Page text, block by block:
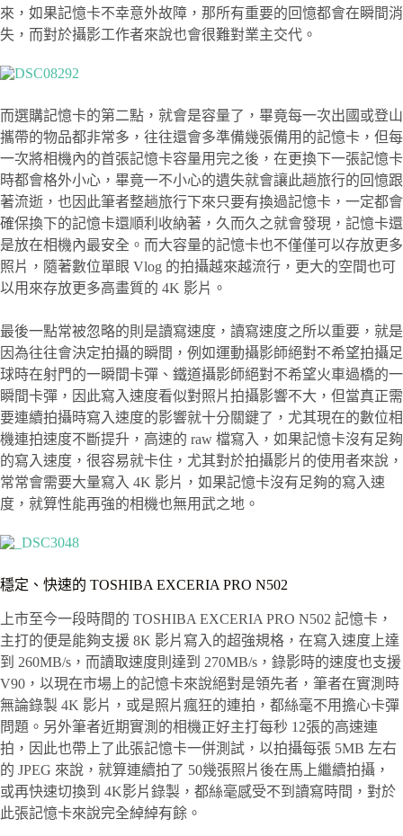
來，如果記憶卡不幸意外故障，那所有重要的回憶都會在瞬間消
失，而對於攝影工作者來說也會很難對業主交代。
而選購記憶卡的第二點，就會是容量了，畢竟每一次出國或登山
攜帶的物品都非常多，往往還會多準備幾張備用的記憶卡，但每
一次將相機內的首張記憶卡容量用完之後，在更換下一張記憶卡
時都會格外小心，畢竟一不小心的遺失就會讓此趟旅行的回憶跟
著流逝，也因此筆者整趟旅行下來只要有換過記憶卡，一定都會
確保換下的記憶卡還順利收納著，久而久之就會發現，記憶卡還
是放在相機內最安全。而大容量的記憶卡也不僅僅可以存放更多
照片，隨著數位單眼 Vlog 的拍攝越來越流行，更大的空間也可
以用來存放更多高畫質的 4K 影片。
最後一點常被忽略的則是讀寫速度，讀寫速度之所以重要，就是
因為往往會決定拍攝的瞬間，例如運動攝影師絕對不希望拍攝足
球時在射門的一瞬間卡彈、鐵道攝影師絕對不希望火車過橋的一
瞬間卡彈，因此寫入速度看似對照片拍攝影響不大，但當真正需
要連續拍攝時寫入速度的影響就十分關鍵了，尤其現在的數位相
機連拍速度不斷提升，高速的 raw 檔寫入，如果記憶卡沒有足夠
的寫入速度，很容易就卡住，尤其對於拍攝影片的使用者來說，
常常會需要大量寫入 4K 影片，如果記憶卡沒有足夠的寫入速
度，就算性能再強的相機也無用武之地。
穩定、快速的 TOSHIBA EXCERIA PRO N502
上市至今一段時間的 TOSHIBA EXCERIA PRO N502 記憶卡，
主打的便是能夠支援 8K 影片寫入的超強規格，在寫入速度上達
到 260MB/s，而讀取速度則達到 270MB/s，錄影時的速度也支援
V90，以現在市場上的記憶卡來說絕對是領先者，筆者在實測時
無論錄製 4K 影片，或是照片瘋狂的連拍，都絲毫不用擔心卡彈
問題。另外筆者近期實測的相機正好主打每秒 12張的高速連
拍，因此也帶上了此張記憶卡一併測試，以拍攝每張 5MB 左右
的 JPEG 來說，就算連續拍了 50幾張照片後在馬上繼續拍攝，
或再快速切換到 4K影片錄製，都絲毫感受不到讀寫時間，對於
此張記憶卡來說完全綽綽有餘。